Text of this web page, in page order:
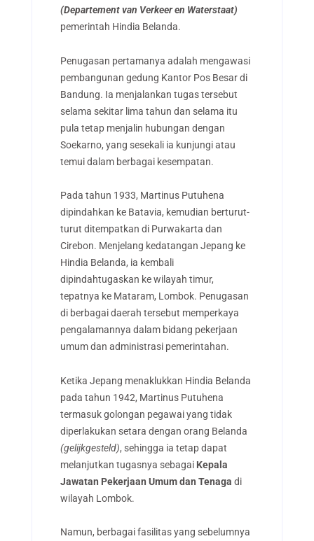
(Departement van Verkeer en Waterstaat)
pemerintah Hindia Belanda.
Penugasan pertamanya adalah mengawasi
pembangunan gedung Kantor Pos Besar di
Bandung. Ia menjalankan tugas tersebut
selama sekitar lima tahun dan selama itu
pula tetap menjalin hubungan dengan
Soekarno, yang sesekali ia kunjungi atau
temui dalam berbagai kesempatan.
Pada tahun 1933, Martinus Putuhena
dipindahkan ke Batavia, kemudian berturut-
turut ditempatkan di Purwakarta dan
Cirebon. Menjelang kedatangan Jepang ke
Hindia Belanda, ia kembali
dipindahtugaskan ke wilayah timur,
tepatnya ke Mataram, Lombok. Penugasan
di berbagai daerah tersebut memperkaya
pengalamannya dalam bidang pekerjaan
umum dan administrasi pemerintahan.
Ketika Jepang menaklukkan Hindia Belanda
pada tahun 1942, Martinus Putuhena
termasuk golongan pegawai yang tidak
diperlakukan setara dengan orang Belanda
(gelijkgesteld), sehingga ia tetap dapat
melanjutkan tugasnya sebagai Kepala
Jawatan Pekerjaan Umum dan Tenaga di
wilayah Lombok.
Namun, berbagai fasilitas yang sebelumnya